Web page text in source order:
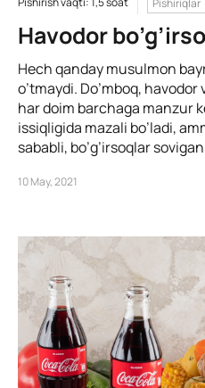
Havodor
Hech qanday musulmon
o’tmaydi. Do’mboq, havodor
har doim barchaga manzur
issiqligida mazali bo’ladi,
sababli, bo’g’irsoqlar
10 May, 2021